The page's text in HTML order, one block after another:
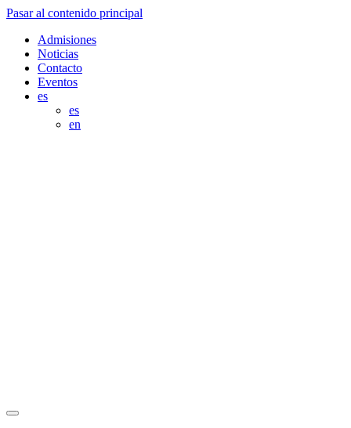
Pasar al contenido principal
Admisiones
Noticias
Contacto
Eventos
es
es
en